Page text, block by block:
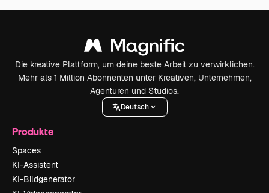
Die kreative Plattform, um deine beste Arbeit zu verwirklichen.
Mehr als 1 Million Abonnenten unter Kreativen, Unternehmen,
Agenturen und Studios.
Deutsch
Produkte
Spaces
KI-Assistent
KI-Bildgenerator